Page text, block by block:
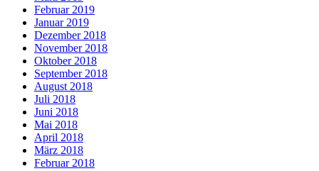
Februar 2019
Januar 2019
Dezember 2018
November 2018
Oktober 2018
September 2018
August 2018
Juli 2018
Juni 2018
Mai 2018
April 2018
März 2018
Februar 2018